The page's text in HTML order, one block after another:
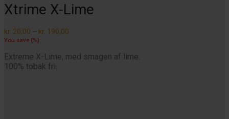
Xtrime X-Lime
kr. 20,00 – kr. 190,00
kr. 190,00
You save (%)
Extreme X-Lime, med smagen af lime.
100% tobak fri.